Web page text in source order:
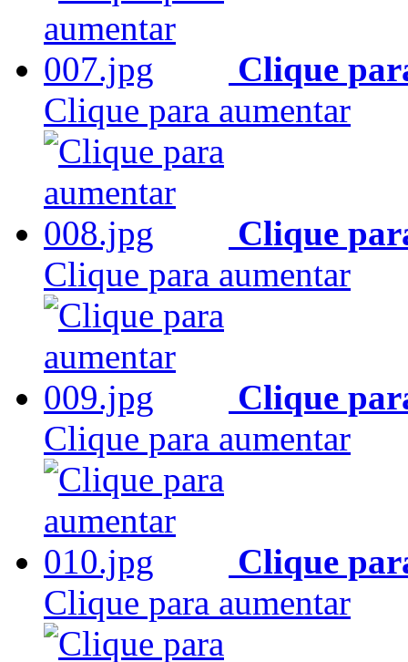
Clique
Clique para aumentar
Clique
Clique para aumentar
Clique
Clique para aumentar
Clique
Clique para aumentar